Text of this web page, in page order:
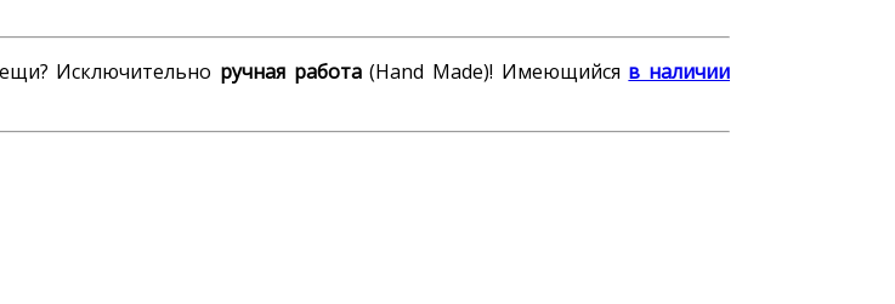
Исключительно ручная работа(Hand Made)! Имеющийся в наличии